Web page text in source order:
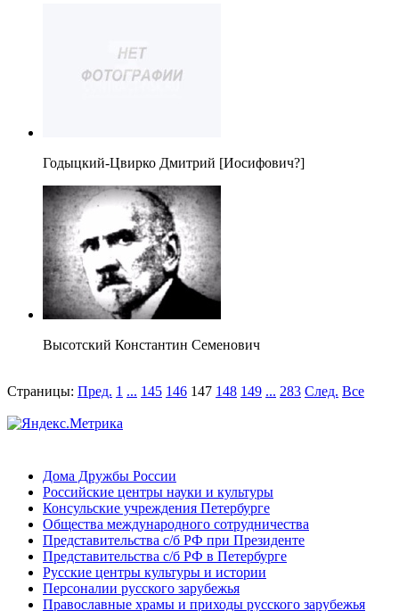
Годыцкий-Цвирко Дмитрий [Иосифович?]
Высотский Константин Семенович
Страницы: Пред. 1 ... 145 146 147 148 149 ... 283 След. Все
Дома Дружбы России
Российские центры науки и культуры
Консульские учреждения Петербурге
Общества международного сотрудничества
Представительства с/б РФ при Президенте
Представительства с/б РФ в Петербурге
Русские центры культуры и истории
Персоналии русского зарубежья
Православные храмы и приходы русского зарубежья